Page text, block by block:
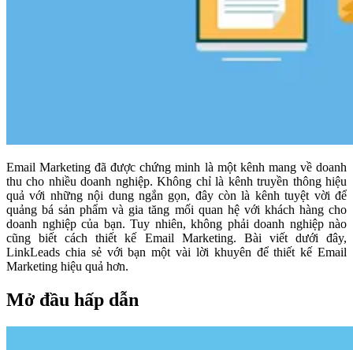
Email Marketing đã được chứng minh là một kênh mang về doanh
thu cho nhiều doanh nghiệp. Không chỉ là kênh truyền thông hiệu
quả với những nội dung ngắn gọn, đây còn là kênh tuyệt vời để
quảng bá sản phẩm và gia tăng mối quan hệ với khách hàng cho
doanh nghiệp của bạn. Tuy nhiên, không phải doanh nghiệp nào
cũng biết cách thiết kế Email Marketing. Bài viết dưới đây,
LinkLeads chia sẻ với bạn một vài lời khuyên để thiết kế Email
Marketing hiệu quả hơn.
Mở đầu hấp dẫn